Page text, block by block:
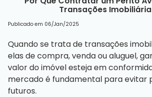
Transações
Publicado em 06/Jan/2025
Quando se trata de transações
elas de compra, venda ou aluguel,
valor do imóvel esteja em
mercado é fundamental para evitar
futuros.